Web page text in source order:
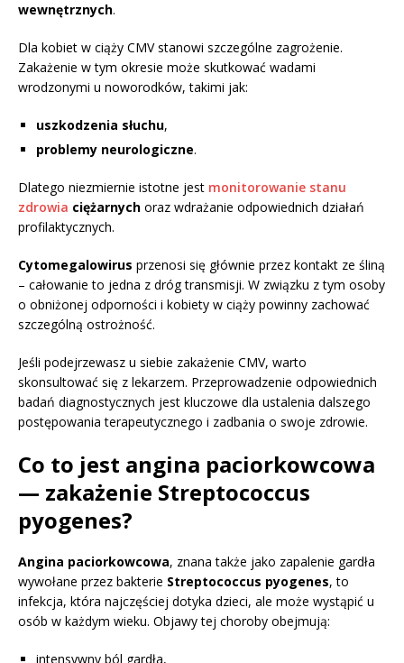
wewnętrznych.
Dla kobiet w ciąży CMV stanowi szczególne zagrożenie.
Zakażenie w tym okresie może skutkować wadami
wrodzonymi u noworodków, takimi jak:
uszkodzenia słuchu,
problemy neurologiczne.
Dlatego niezmiernie istotne jest monitorowanie stanu
zdrowia ciężarnych oraz wdrażanie odpowiednich działań
profilaktycznych.
Cytomegalowirus przenosi się głównie przez kontakt ze śliną
– całowanie to jedna z dróg transmisji. W związku z tym osoby
o obniżonej odporności i kobiety w ciąży powinny zachować
szczególną ostrożność.
Jeśli podejrzewasz u siebie zakażenie CMV, warto
skonsultować się z lekarzem. Przeprowadzenie odpowiednich
badań diagnostycznych jest kluczowe dla ustalenia dalszego
postępowania terapeutycznego i zadbania o swoje zdrowie.
Co to jest angina paciorkowcowa
— zakażenie Streptococcus
pyogenes?
Angina paciorkowcowa, znana także jako zapalenie gardła
wywołane przez bakterie Streptococcus pyogenes, to
infekcja, która najczęściej dotyka dzieci, ale może wystąpić u
osób w każdym wieku. Objawy tej choroby obejmują:
intensywny ból gardła,